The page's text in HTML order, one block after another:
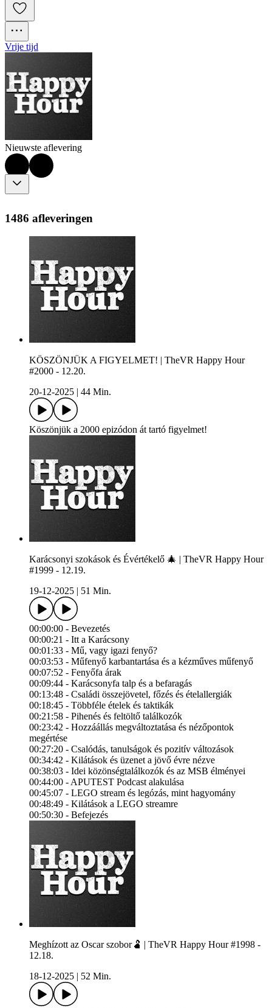
Vrije tijd
Nieuwste aflevering
1486 afleveringen
KÖSZÖNJÜK A FIGYELMET! | TheVR Happy Hour
#2000 - 12.20.
20-12-2025
44 Min.
Köszönjük a 2000 epizódon át tartó figyelmet!
Karácsonyi szokások és Évértékelő 🎄 | TheVR Happy Hour
#1999 - 12.19.
19-12-2025
51 Min.
00:00:00 - Bevezetés
00:00:21 - Itt a Karácsony
00:01:33 - Mű, vagy igazi fenyő?
00:03:53 - Műfenyő karbantartása és a kézműves műfenyő
00:07:52 - Fenyőfa árak
00:09:44 - Karácsonyfa talp és a befaragás
00:13:48 - Családi összejövetel, főzés és ételallergiák
00:18:45 - Többféle ételek és taktikák
00:21:58 - Pihenés és feltöltő találkozók
00:23:42 - Hozzáállás megváltoztatása és nézőpontok
megértése
00:27:20 - Csalódás, tanulságok és pozitív változások
00:34:42 - Kilátások és üzenet a jövő évre nézve
00:38:03 - Idei közönségtalálkozók és az MSB élményei
00:44:00 - APUTEST Podcast alakulása
00:45:07 - LEGO stream és legózás, mint hagyomány
00:48:49 - Kilátások a LEGO streamre
00:50:30 - Befejezés
Meghízott az Oscar szobor🫃 | TheVR Happy Hour #1998 -
12.18.
18-12-2025
52 Min.